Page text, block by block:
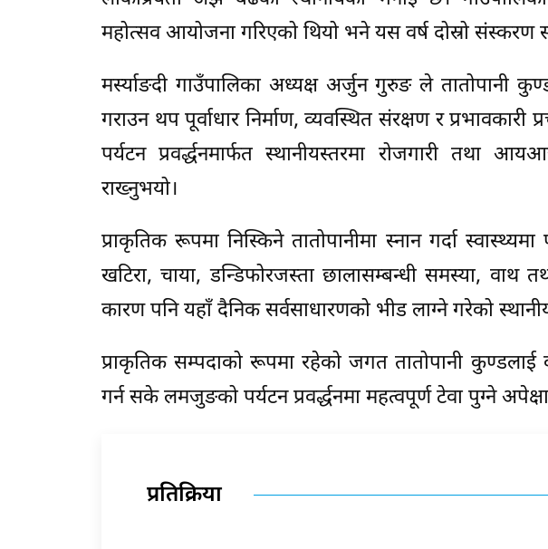
महोत्सव आयोजना गरिएको थियो भने यस वर्ष दोस्रो संस्करण
मर्स्याङदी गाउँपालिका अध्यक्ष अर्जुन गुरुङ ले तातोपानी
गराउन थप पूर्वाधार निर्माण, व्यवस्थित संरक्षण र
पर्यटन प्रवर्द्धनमार्फत स्थानीयस्तरमा रोजगारी तथा
राख्नुभयो।
प्राकृतिक रूपमा निस्किने तातोपानीमा स्नान गर्दा
खटिरा, चाया, डन्डिफोरजस्ता छालासम्बन्धी समस्या, वाथ
कारण पनि यहाँ दैनिक सर्वसाधारणको भीड लाग्ने गरेको
प्राकृतिक सम्पदाको रूपमा रहेको जगत तातोपानी
गर्न सके लमजुङको पर्यटन प्रवर्द्धनमा महत्वपूर्ण टेवा पुग्ने
प्रतिक्रिया